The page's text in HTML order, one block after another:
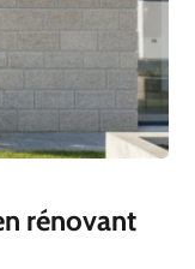
rénovant